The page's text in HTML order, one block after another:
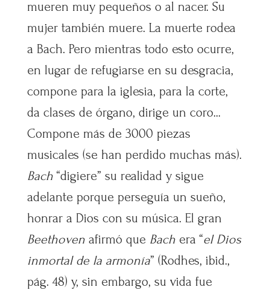
mueren muy pequeños o al nacer. Su
mujer también muere. La muerte rodea
a Bach. Pero mientras todo esto ocurre,
en lugar de refugiarse en su desgracia,
compone para la iglesia, para la corte,
da clases de órgano, dirige un coro…
Compone más de 3000 piezas
musicales (se han perdido muchas más).
Bach“digiere” su realidad y sigue
adelante porque perseguía un sueño,
honrar a Dios con su música. El gran
Beethovenafirmó que Bachera “el Dios
inmortal de la armonía” (Rodhes, ibid.,
pág. 48) y, sin embargo, su vida fue